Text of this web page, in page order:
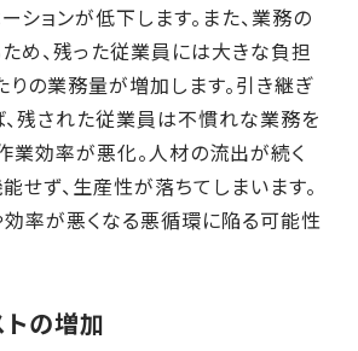
ションが低下します。また、業務の
め、残った従業員には大きな負担
りの業務量が増加します。引き継ぎ
残された従業員は不慣れな業務を
業効率が悪化。人材の流出が続く
せず、生産性が落ちてしまいます。
率が悪くなる悪循環に陥る可能性
トの増加